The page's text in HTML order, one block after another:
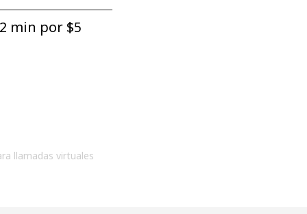
min por ⁦$5⁩
llamadas virtuales